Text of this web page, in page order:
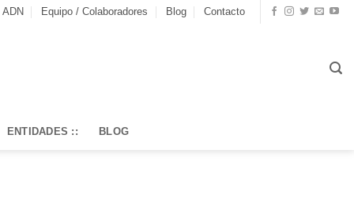
Equipo / Colaboradores Blog Contacto
ENTIDADES :: BLOG